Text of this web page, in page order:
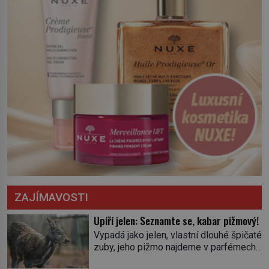
ZAJÍMAVOSTI
Upíří jelen: Seznamte se, kabar pižmový!
Vypadá jako jelen, vlastní dlouhé špičaté
zuby, jeho pižmo najdeme v parfémech